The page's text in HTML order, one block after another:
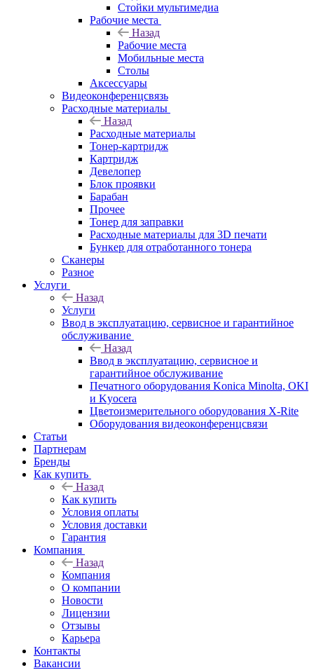
Стойки мультимедиа
Рабочие места
Назад
Рабочие места
Мобильные места
Столы
Аксессуары
Видеоконференцсвязь
Расходные материалы
Назад
Расходные материалы
Тонер-картридж
Картридж
Девелопер
Блок проявки
Барабан
Прочее
Тонер для заправки
Расходные материалы для 3D печати
Бункер для отработанного тонера
Сканеры
Разное
Услуги
Назад
Услуги
Ввод в эксплуатацию, сервисное и гарантийное
обслуживание
Назад
Ввод в эксплуатацию, сервисное и
гарантийное обслуживание
Печатного оборудования Konica Minolta, OKI
и Kyocera
Цветоизмерительного оборудования X-Rite
Оборудования видеоконференцсвязи
Статьи
Партнерам
Бренды
Как купить
Назад
Как купить
Условия оплаты
Условия доставки
Гарантия
Компания
Назад
Компания
О компании
Новости
Лицензии
Отзывы
Карьера
Контакты
Вакансии